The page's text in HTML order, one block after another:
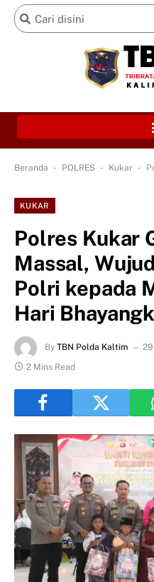
Beranda - POLRES - Kukar -
KUKAR
Polres Kukar
Massal,
Polri kepada
Hari
By TBN Polda Kaltim 29
2 Mins Read